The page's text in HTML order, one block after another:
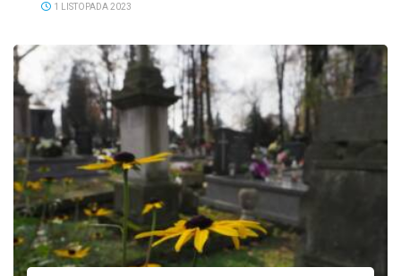
1 LISTOPADA 2023